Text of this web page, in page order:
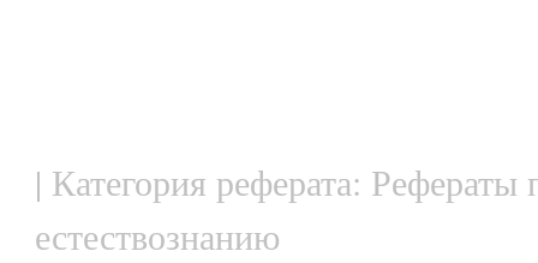
| Категория реферата: Рефераты
естествознанию